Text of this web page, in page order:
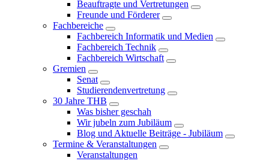
Beauftragte und Vertretungen
Freunde und Förderer
Fachbereiche
Fachbereich Informatik und Medien
Fachbereich Technik
Fachbereich Wirtschaft
Gremien
Senat
Studierendenvertretung
30 Jahre THB
Was bisher geschah
Wir jubeln zum Jubiläum
Blog und Aktuelle Beiträge - Jubiläum
Termine & Veranstaltungen
Veranstaltungen